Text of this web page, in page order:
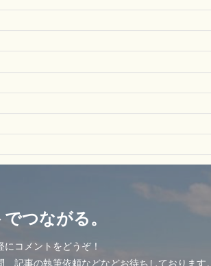
つながる。
コメントをどうぞ！
、記事の執筆依頼などなどお待ちしております。